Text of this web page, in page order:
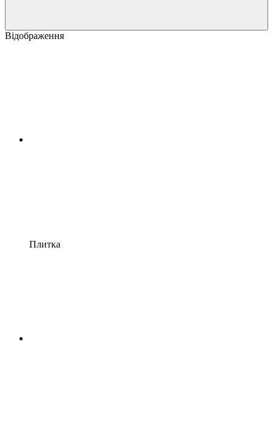
Відображення
Плитка